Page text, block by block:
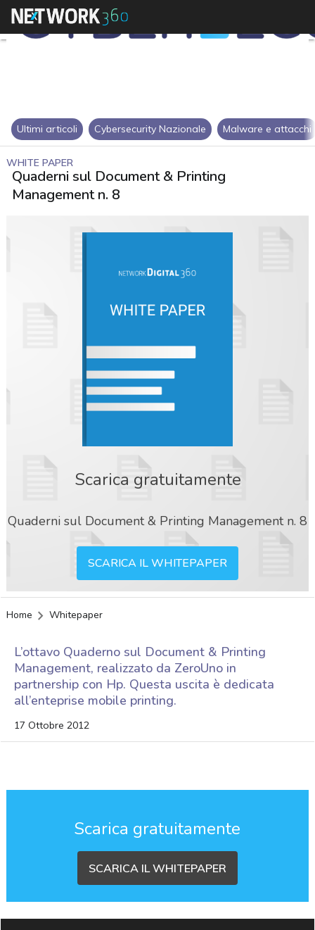
Ultimi articoli Cybersecurity Nazionale Malware e attacchi
WHITE PAPER
Quaderni sul Document & Printing
Management n. 8
Scarica gratuitamente
Quaderni sul Document & Printing Management n. 8
SCARICA IL WHITEPAPER
Home Whitepaper
L’ottavo Quaderno sul Document & Printing
Management, realizzato da ZeroUno in
partnership con Hp. Questa uscita è dedicata
all’enteprise mobile printing.
17 Ottobre 2012
Scarica gratuitamente
SCARICA IL WHITEPAPER